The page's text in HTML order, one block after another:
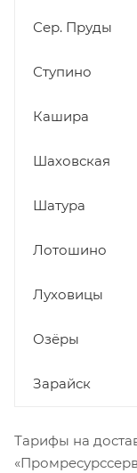
Сер. Пруды
Ступино
Кашира
Шаховская
Шатура
Лотошино
Луховицы
Озёры
Зарайск
Тарифы на